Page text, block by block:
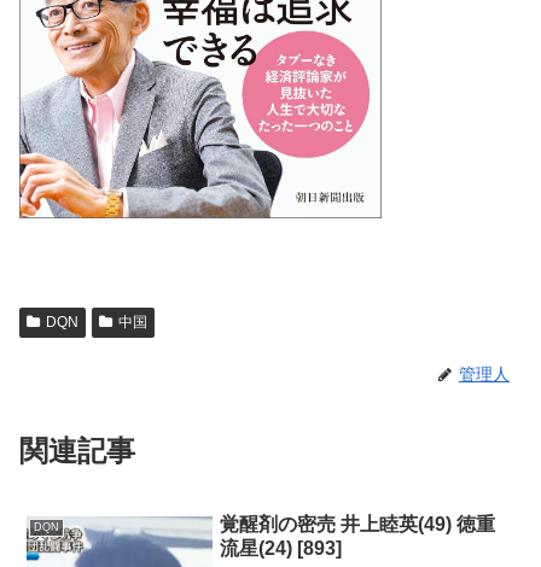
DQN 中国
管理人
関連記事
DQN
覚醒剤の密売 井上睦英(49) 徳重
流星(24) [893]